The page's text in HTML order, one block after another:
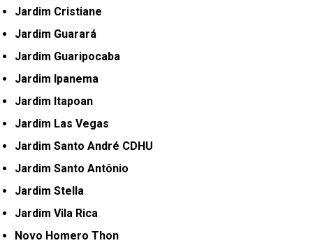
Jardim Cristiane
Jardim Guarará
Jardim Guaripocaba
Jardim Ipanema
Jardim Itapoan
Jardim Las Vegas
Jardim Santo André CDHU
Jardim Santo Antônio
Jardim Stella
Jardim Vila Rica
Novo Homero Thon